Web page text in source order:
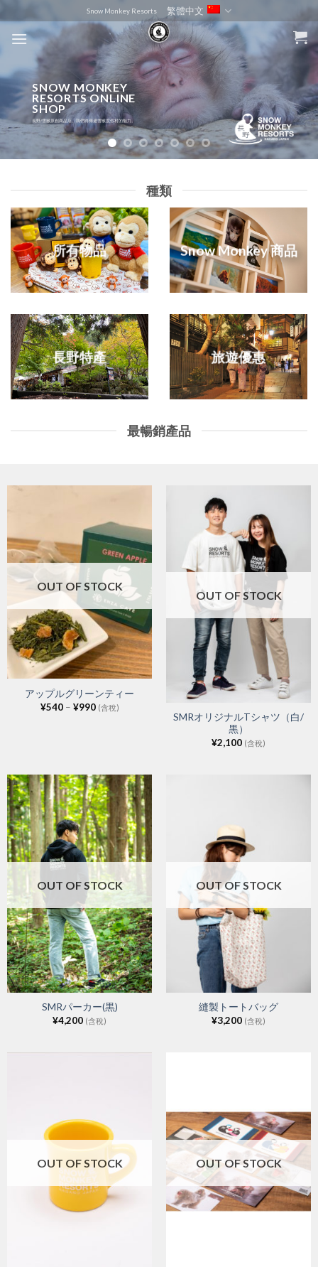
to
content
Snow Monkey Resorts 繁體中文
SNOW MONKEY
RESORTS ONLINE
SHOP
長野/雪猴原創商品店。我們將傳遞雪猴度假村的魅力。
DESIGNS
將提供充滿長野魅力的產品，例如“猴子”、“雪”、“溫泉”、“蘋果”和“工藝品”。
KIDS APPAREL
非常適合作為兒童禮物，如童裝和針織猴娃娃。
MERCHANDISE
到兒童，我們都有雪猴度假村的官方產品，如服裝、商品和紀念品。
DEALS
們與當地社區密切相關，銷售和傳播有關長野旅行
劃和優惠的信息。 IN YOUR LIFE
每天做你最喜歡的。
ENZA CAFE
位於地獄谷雪猿公園入口處的高原咖啡館，四周環繞著大自
然，散發著四季的氣息。
種類
所有物品 Snow Monkey 商品
長野特產 旅遊優惠
最暢銷產品
OUT OF STOCK
アップルグリーンティー
¥540– ¥990 (含稅)
OUT OF STOCK
SMRオリジナルTシャツ（白/
黒）
¥2,100 (含稅)
OUT OF STOCK
SMRパーカー(黒)
¥4,200 (含稅)
OUT OF STOCK
縫製トートバッグ
¥3,200 (含稅)
OUT OF STOCK OUT OF STOCK